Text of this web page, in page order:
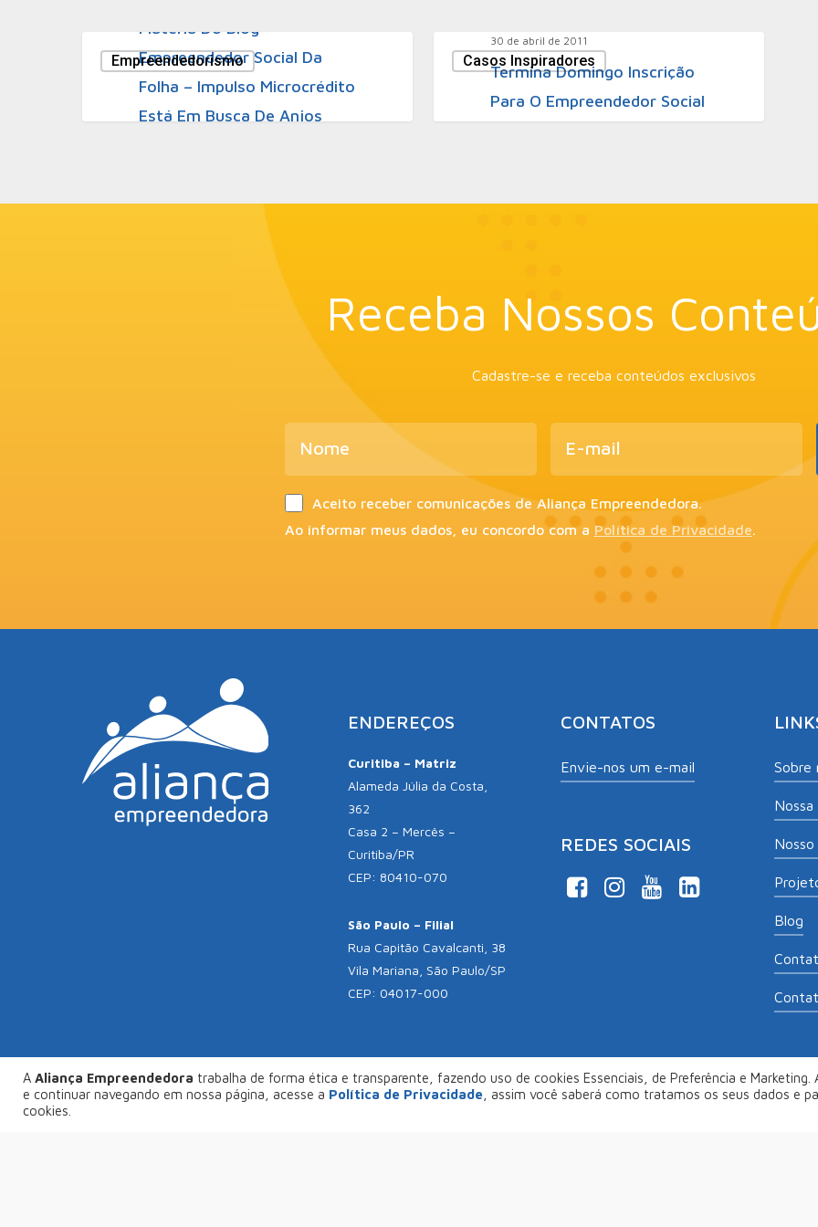
Empreendedorismo
Matéria Do Blog
Empreendedor Social Da
Folha – Impulso Microcrédito
Está Em Busca De Anjos
Casos Inspiradores
30 de abril de 2011
Termina Domingo Inscrição
Para O Empreendedor Social
Receba Nossos
Cadastre-se e receba conteúdos exclusivos
Aceito receber comunicações de Aliança Empreendedora.
Ao informar meus dados, eu concordo com a Política de Privacidade.
ENDEREÇOS
Curitiba – Matriz
Alameda Júlia da Costa,
362
Casa 2 – Mercês –
Curitiba/PR
CEP: 80410-070
São Paulo – Filial
Rua Capitão Cavalcanti, 38
Vila Mariana, São Paulo/SP
CEP: 04017-000
CONTATOS
Envie-nos um e-mail
REDES SOCIAIS
Sobre
Blog
© Copyright 2026Aliança Empreendedora . Desenvolvido por
A Aliança Empreendedora trabalha de forma ética e transparente, fazendo uso de cookies Essenciais, de Preferência e Marketing.
e continuar navegando em nossa página, acesse a Política de Privacidade , assim você saberá como tratamos os seus dados e
cookies.